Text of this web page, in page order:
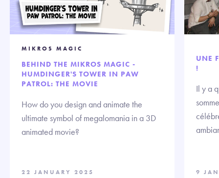
MIKROS MAGIC
BEHIND THE MIKROS MAGIC -
HUMDINGER'S TOWER IN PAW
PATROL: THE MOVIE
How do you design and animate the
ultimate symbol of megalomania in a 3D
animated movie?
22 JANUARY 2025
UNE
!
Il y a
9